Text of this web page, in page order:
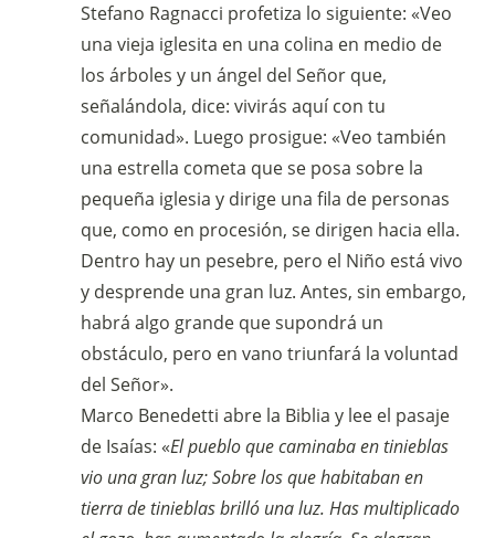
Stefano Ragnacci profetiza lo siguiente: «Veo
una vieja iglesita en una colina en medio de
los árboles y un ángel del Señor que,
señalándola, dice: vivirás aquí con tu
comunidad». Luego prosigue: «Veo también
una estrella cometa que se posa sobre la
pequeña iglesia y dirige una fila de personas
que, como en procesión, se dirigen hacia ella.
Dentro hay un pesebre, pero el Niño está vivo
y desprende una gran luz. Antes, sin embargo,
habrá algo grande que supondrá un
obstáculo, pero en vano triunfará la voluntad
del Señor».
Marco Benedetti abre la Biblia y lee el pasaje
de Isaías: «El pueblo que caminaba en tinieblas
vio una gran luz; Sobre los que habitaban en
tierra de tinieblas brilló una luz. Has multiplicado